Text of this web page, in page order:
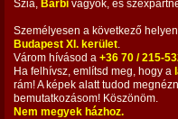
Szia, Barbi vagyok, és
Személyesen a következő
Budapest XI. kerület.
Várom hívásod a +36 70 / 215-
Ha felhívsz, említsd meg, hogy a
rám! A képek alatt tudod
bemutatkozásom! Köszönöm.
Nem megyek házhoz.